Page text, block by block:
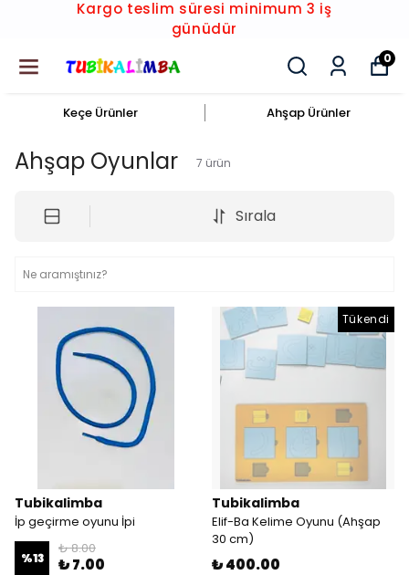
Kargo teslim süresi minimum 3 iş
günüdür
0
Keçe Ürünler Ahşap Ürünler
Ahşap Oyunlar 7 ürün
Sırala
Tubikalimba
İp geçirme oyunu İpi
%13
₺ 8.00
₺ 7.00
Tükendi
Tubikalimba
Elif-Ba Kelime Oyunu (Ahşap
30 cm)
₺ 400.00